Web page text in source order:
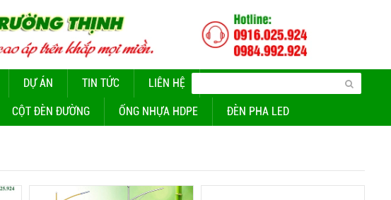
DỰ ÁN TIN TỨC LIÊN HỆ
CỘT ĐÈN ĐƯỜNG ỐNG NHỰA HDPE ĐÈN PHA LED